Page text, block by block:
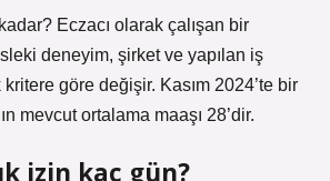
Eczacı olarak çalışan bir
deneyim, şirket ve yapılan iş
göre değişir. Kasım 2024’te bir
mevcut ortalama maaşı 28’dir.
izin kaç gün?